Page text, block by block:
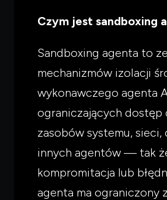
Czym jest sandboxing
Sandboxing agenta to
mechanizmów izolacji
wykonawczego agenta
ograniczających dostęp
zasobów systemu, sieci,
innych agentów — tak
kompromitacja lub
agenta ma ograniczony